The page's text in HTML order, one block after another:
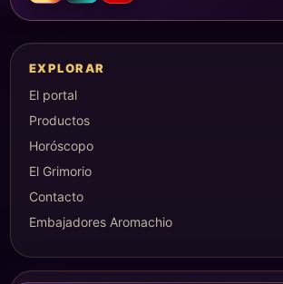
EXPLORAR
El portal
Productos
Horóscopo
El Grimorio
Contacto
Embajadores Aromachio